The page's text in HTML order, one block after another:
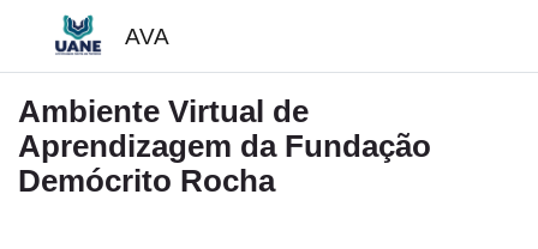
Ir para o conteúdo principal
AVA
Ambiente Virtual de
Aprendizagem da Fundação
Demócrito Rocha